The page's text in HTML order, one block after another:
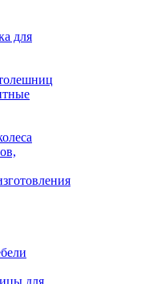
для
для